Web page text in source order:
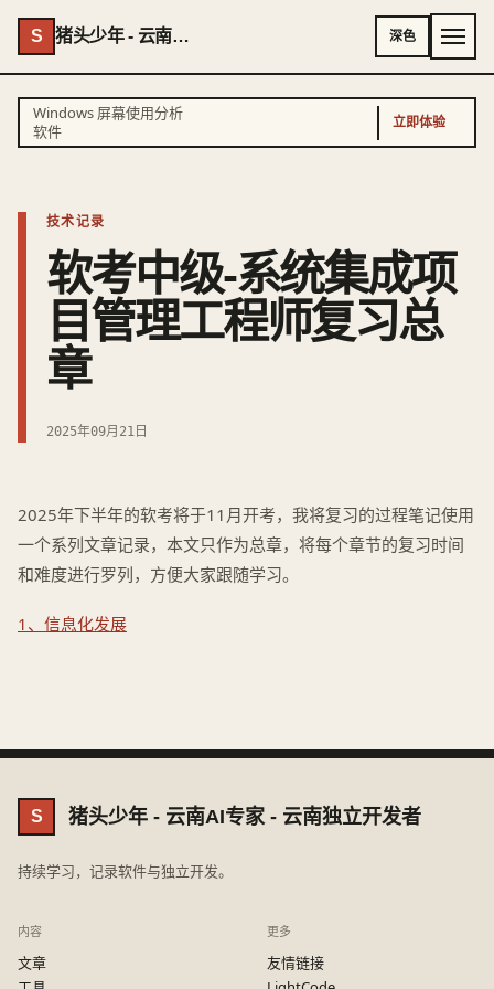
S 猪头少年 - 云南AI专家 - 云南独立开发者 深色
Windows 屏幕使用分析
软件
立即体验
技术记录
软考中级-系统集成项
目管理工程师复习总
章
2025年09月21日
2025年下半年的软考将于11月开考，我将复习的过程笔记使用
一个系列文章记录，本文只作为总章，将每个章节的复习时间
和难度进行罗列，方便大家跟随学习。
1、信息化发展
S 猪头少年 - 云南AI专家 - 云南独立开发者
持续学习，记录软件与独立开发。
内容
文章
更多
友情链接